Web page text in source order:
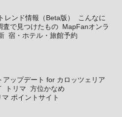
レンド情報（Beta版）
こんなに
査で見つけたもの MapFanオンラ
宿・ホテル・旅館予約
アップデート for カロッツェリア
トリマ 方位かなめ
マ ポイントサイト